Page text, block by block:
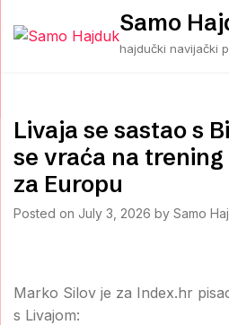
Samo
hajdučki navijački
Livaja se sastao s
se vraća na
za Europu
Posted on July 3, 2026 by Samo
Marko Silov je za Index.hr
s Livajom: